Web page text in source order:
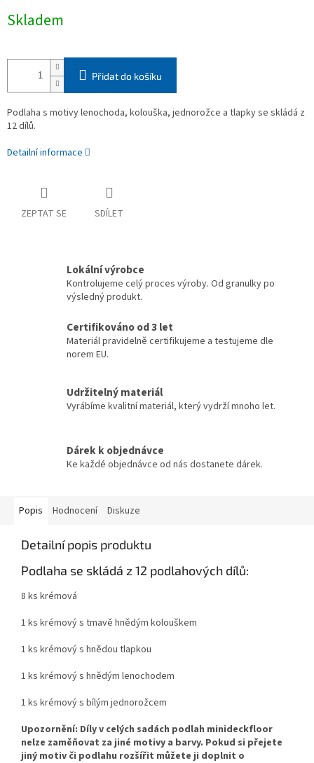
cena:
Skladem
Přidat do košíku
Podlaha s motivy lenochoda, kolouška, jednorožce a tlapky se skládá z
12 dílů.
Detailní informace
ZEPTAT SE SDÍLET
Lokální výrobce
Kontrolujeme celý proces výroby. Od granulky po
výsledný produkt.
Certifikováno od 3 let
Materiál pravidelně certifikujeme a testujeme dle
norem EU.
Udržitelný materiál
Vyrábíme kvalitní materiál, který vydrží mnoho let.
Dárek k objednávce
Ke každé objednávce od nás dostanete dárek.
Popis Hodnocení Diskuze
Detailní popis produktu
Podlaha se skládá z 12 podlahových dílů:
8 ks krémová
1 ks krémový s tmavě hnědým kolouškem
1 ks krémový s hnědou tlapkou
1 ks krémový s hnědým lenochodem
1 ks krémový s bílým jednorožcem
Upozornění: Díly v celých sadách podlah minideckfloor
nelze zaměňovat za jiné motivy a barvy. Pokud si přejete
jiný motiv či podlahu rozšířit můžete ji doplnit o